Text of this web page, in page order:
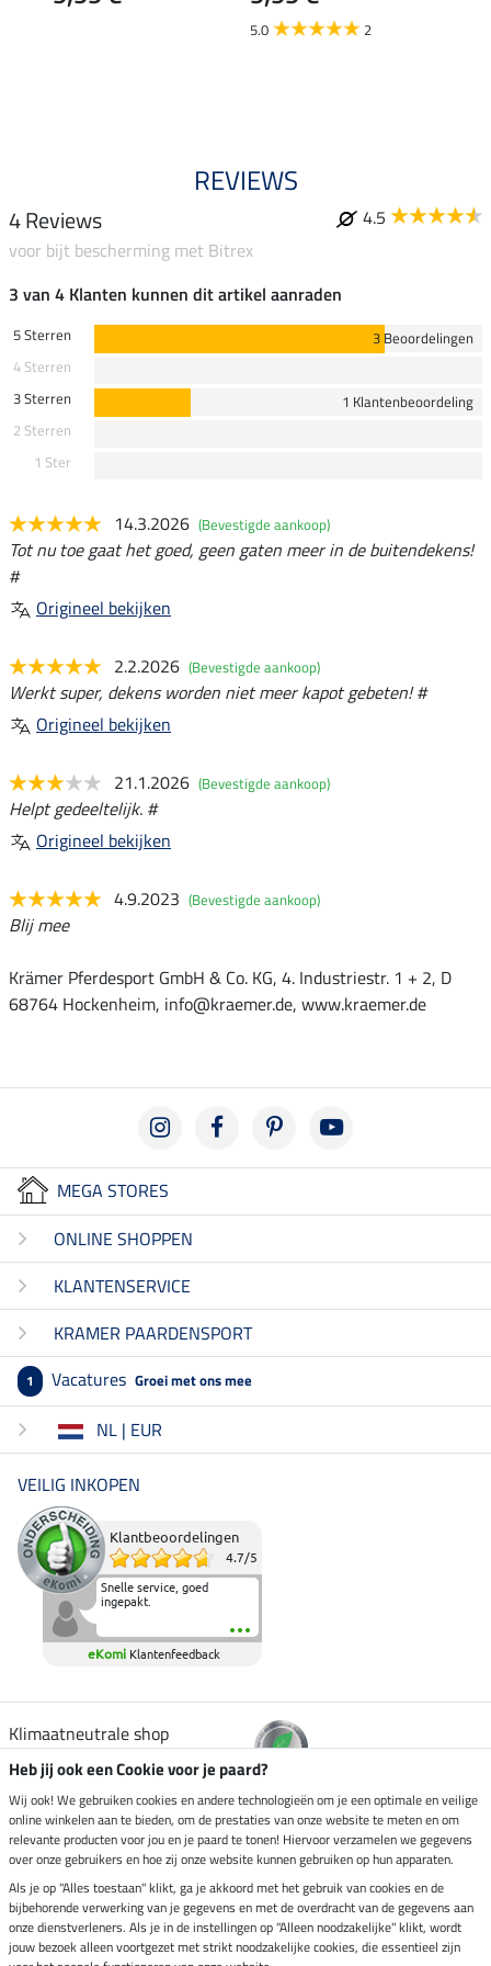
5.0 2
REVIEWS
4 Reviews
4.5
voor bijt bescherming met Bitrex
3 van 4 Klanten kunnen dit artikel aanraden
5 Sterren
3 Beoordelingen
4 Sterren
3 Sterren
1 Klantenbeoordeling
2 Sterren
1 Ster
14.3.2026 (Bevestigde aankoop)
Tot nu toe gaat het goed, geen gaten meer in de buitendekens!
#
Origineel bekijken
2.2.2026 (Bevestigde aankoop)
Werkt super, dekens worden niet meer kapot gebeten! #
Origineel bekijken
21.1.2026 (Bevestigde aankoop)
Helpt gedeeltelijk. #
Origineel bekijken
4.9.2023 (Bevestigde aankoop)
Blij mee
Krämer Pferdesport GmbH & Co. KG, 4. Industriestr. 1 + 2, D
68764 Hockenheim, info@kraemer.de, www.kraemer.de
MEGA STORES
ONLINE SHOPPEN
KLANTENSERVICE
KRAMER PAARDENSPORT
1 Vacatures Groei met ons mee
NL | EUR
VEILIG INKOPEN
Klantbeoordelingen
4.7/5
Snelle service, goed
ingepakt.
eKomi Klantenfeedback
Klimaatneutrale shop
Verzending per
Veilig betalen met
Heb jij ook een Cookie voor je paard?
Wij ook! We gebruiken cookies en andere technologieën om je een optimale en veilige
online winkelen aan te bieden, om de prestaties van onze website te meten en om
relevante producten voor jou en je paard te tonen! Hiervoor verzamelen we gegevens
over onze gebruikers en hoe zij onze website kunnen gebruiken op hun apparaten.
Als je op "Alles toestaan" klikt, ga je akkoord met het gebruik van cookies en de
bijbehorende verwerking van je gegevens en met de overdracht van de gegevens aan
onze dienstverleners. Als je in de instellingen op "Alleen noodzakelijke" klikt, wordt
jouw bezoek alleen voortgezet met strikt noodzakelijke cookies, die essentieel zijn